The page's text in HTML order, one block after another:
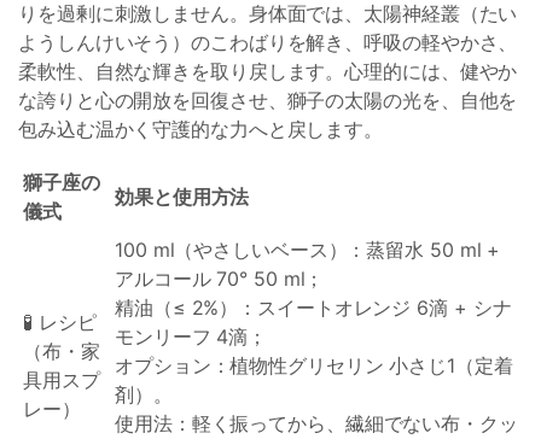
りを過剰に刺激しません。身体面では、太陽神経叢（たい
ようしんけいそう）のこわばりを解き、呼吸の軽やかさ、
柔軟性、自然な輝きを取り戻します。心理的には、健やか
な誇りと心の開放を回復させ、獅子の太陽の光を、自他を
包み込む温かく守護的な力へと戻します。
獅子座の
儀式
効果と使用方法
🧪 レシピ
（布・家
具用スプ
レー）
100 ml（やさしいベース）：蒸留水 50 ml +
アルコール 70° 50 ml；
精油（≤ 2%）：スイートオレンジ 6滴 + シナ
モンリーフ 4滴；
オプション：植物性グリセリン 小さじ1（定着
剤）。
使用法：軽く振ってから、繊細でない布・クッ